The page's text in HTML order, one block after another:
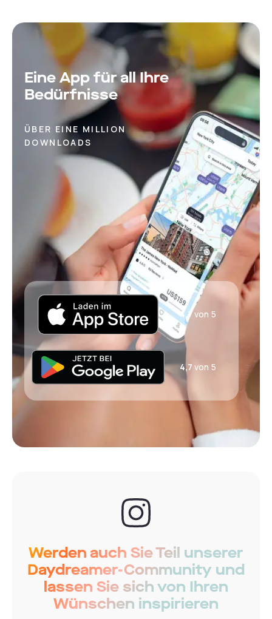
Eine App für all Ihre
Bedürfnisse
ÜBER EINE MILLION
DOWNLOADS
4,7von 5
4,7 von 5
Werden auch Sie Teil unserer
Daydreamer-Community und
lassen Sie sich von Ihren
Wünschen inspirieren